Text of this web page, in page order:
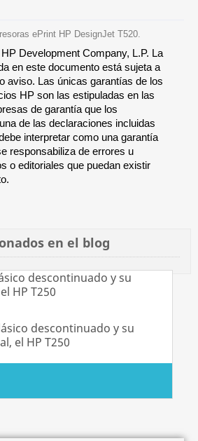
ePrint HP DesignJet T520.
Development Company, L.P. La
en este documento está sujeta a
aviso. Las únicas garantías de los
HP son las estipuladas en las
de garantía que los
de las declaraciones incluidas
interpretar como una garantía
responsabiliza de errores u
o editoriales que puedan existir
en el blog
descontinuado y su
el HP T250